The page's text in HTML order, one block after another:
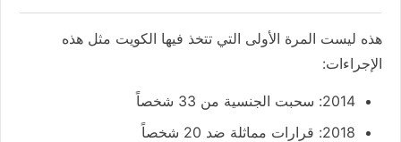
هذه ليست المرة الأولى التي تتخذ فيها الكويت مثل هذه
الإجراءات:
2014: سحبت الجنسية من 33 شخصاً
2018: قرارات مماثلة ضد 20 شخصاً